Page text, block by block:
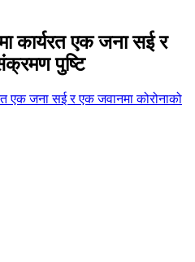
कार्यरत एक जना सई र
पुष्टि